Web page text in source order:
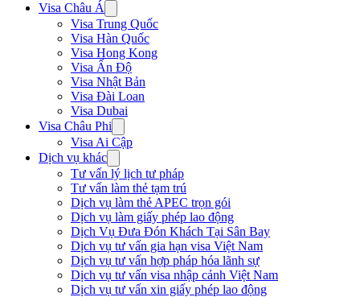
Visa Châu Á
Visa Trung Quốc
Visa Hàn Quốc
Visa Hong Kong
Visa Ấn Độ
Visa Nhật Bản
Visa Đài Loan
Visa Dubai
Visa Châu Phi
Visa Ai Cập
Dịch vụ khác
Tư vấn lý lịch tư pháp
Tư vấn làm thẻ tạm trú
Dịch vụ làm thẻ APEC trọn gói
Dịch vụ làm giấy phép lao động
Dịch Vụ Đưa Đón Khách Tại Sân Bay
Dịch vụ tư vấn gia hạn visa Việt Nam
Dịch vụ tư vấn hợp pháp hóa lãnh sự
Dịch vụ tư vấn visa nhập cảnh Việt Nam
Dịch vụ tư vấn xin giấy phép lao động